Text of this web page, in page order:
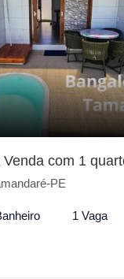
com 1
PE
1 Vaga